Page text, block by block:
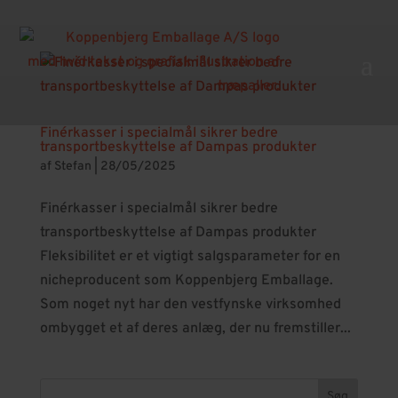
Finérkasser i specialmål sikrer bedre
transportbeskyttelse af Dampas produkter
af Stefan 28/05/2025
Finérkasser i specialmål sikrer bedre
transportbeskyttelse af Dampas produkter
Fleksibilitet er et vigtigt salgsparameter for en
nicheproducent som Koppenbjerg Emballage.
Som noget nyt har den vestfynske virksomhed
ombygget et af deres anlæg, der nu fremstiller...